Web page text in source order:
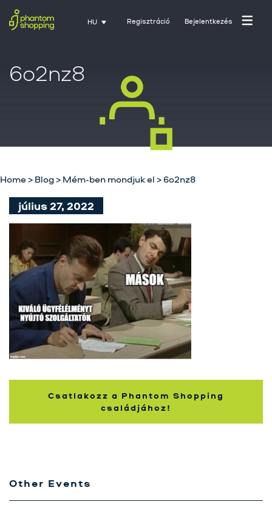
HU Regisztráció Bejelentkezés
Rólunk
Üzletágak
Szolgáltatásaink
Karrier
Kapcsolat
Tréning
Blog
6o2nz8
Home> Blog> Mém-ben mondjuk el > 6o2nz8
július 27, 2022
Csatlakozz a Phantom Shopping
családjához!
Other Events